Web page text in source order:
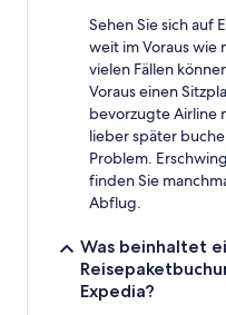
Sehen Sie sich auf
weit im Voraus wie
vielen Fällen
Voraus einen
bevorzugte Airline
lieber später
Problem.
finden Sie
Abflug.
Was beinhaltet
Expedia?